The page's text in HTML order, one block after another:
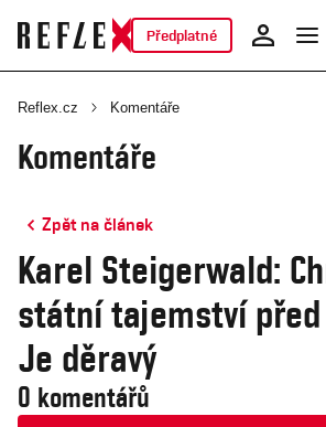
Předplatné
Reflex.cz Komentáře
Komentáře
Zpět na článek
Karel Steigerwald:
státní tajemství před
Je děravý
0 komentářů